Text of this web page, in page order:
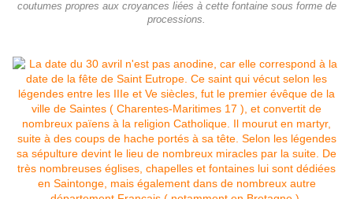
coutumes propres aux croyances liées à cette fontaine sous forme de
processions.